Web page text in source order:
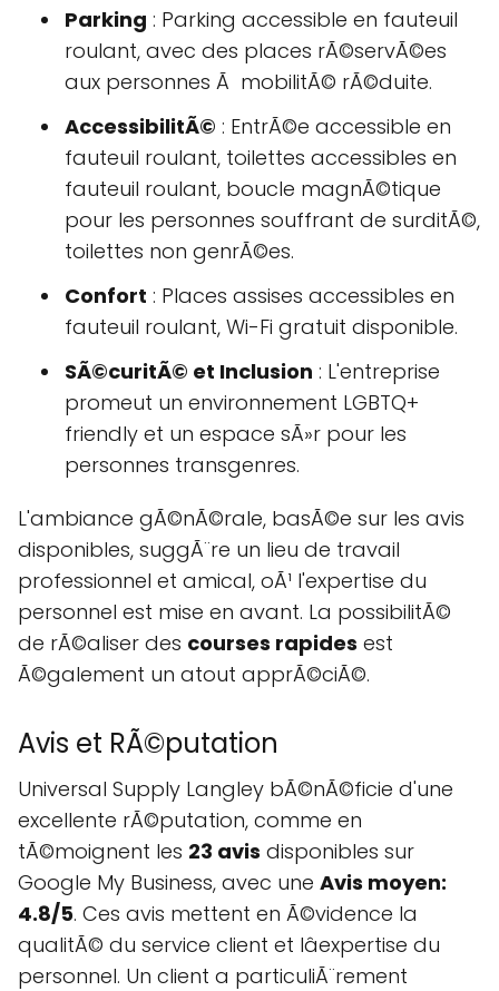
Parking : Parking accessible en fauteuil
roulant, avec des places rÃ©servÃ©es
aux personnes Ã mobilitÃ© rÃ©duite.
AccessibilitÃ© : EntrÃ©e accessible en
fauteuil roulant, toilettes accessibles en
fauteuil roulant, boucle magnÃ©tique
pour les personnes souffrant de surditÃ©,
toilettes non genrÃ©es.
Confort : Places assises accessibles en
fauteuil roulant, Wi-Fi gratuit disponible.
SÃ©curitÃ© et Inclusion : L'entreprise
promeut un environnement LGBTQ+
friendly et un espace sÃ»r pour les
personnes transgenres.
L'ambiance gÃ©nÃ©rale, basÃ©e sur les avis
disponibles, suggÃ¨re un lieu de travail
professionnel et amical, oÃ¹ l'expertise du
personnel est mise en avant. La possibilitÃ©
de rÃ©aliser des courses rapides est
Ã©galement un atout apprÃ©ciÃ©.
Avis et RÃ©putation
Universal Supply Langley bÃ©nÃ©ficie d'une
excellente rÃ©putation, comme en
tÃ©moignent les 23 avis disponibles sur
Google My Business, avec une Avis moyen:
4.8/5. Ces avis mettent en Ã©vidence la
qualitÃ© du service client et lâexpertise du
personnel. Un client a particuliÃ¨rement